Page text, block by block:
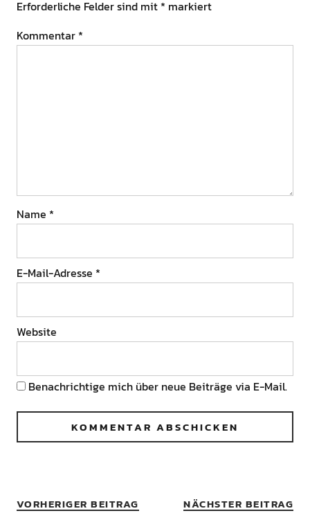
Erforderliche Felder sind mit * markiert
Kommentar *
Name *
E-Mail-Adresse *
Website
Benachrichtige mich über neue Beiträge via E-Mail.
VORHERIGER BEITRAG NÄCHSTER BEITRAG